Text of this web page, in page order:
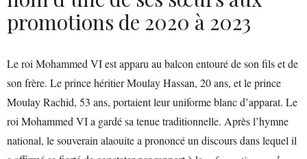
promotions de 2020 à 2023
Le roi Mohammed VI est apparu au balcon entouré de son fils et de
son frère. Le prince héritier Moulay Hassan, 20 ans, et le prince
Moulay Rachid, 53 ans, portaient leur uniforme blanc d’apparat. Le
roi Mohammed VI a gardé sa tenue traditionnelle. Après l’hymne
national, le souverain alaouite a prononcé un discours dans lequel il